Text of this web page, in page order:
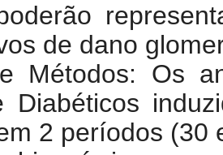
de dano
Métodos: Os
Diabéticos
2 períodos (30